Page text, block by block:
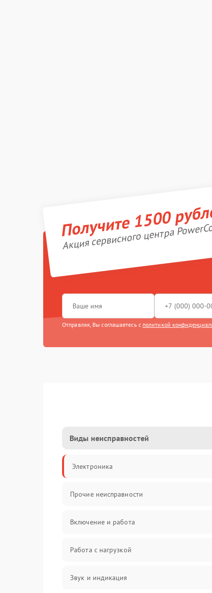
Получите 1500
Акция сервисного центра
Отправляя, Вы соглашаетесь с политикой
Виды неисправностей
Электроника
Прочие неисправности
Включение и работа
Работа с нагрузкой
Звук и индикация